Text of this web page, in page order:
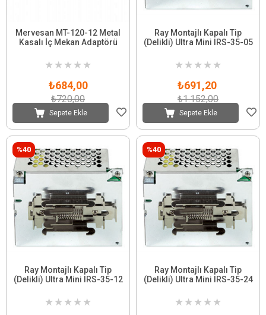
Mervesan MT-120-12 Metal
Kasalı İç Mekan Adaptörü
★ ★ ★ ★ ★
₺684,00
₺720,00
Sepete Ekle
Ray Montajlı Kapalı Tip
(Delikli) Ultra Mini IRS-35-05
★ ★ ★ ★ ★
₺691,20
₺1.152,00
Sepete Ekle
Ray Montajlı Kapalı Tip
(Delikli) Ultra Mini IRS-35-12
★ ★ ★ ★ ★
%40
Ray Montajlı Kapalı Tip
(Delikli) Ultra Mini IRS-35-24
★ ★ ★ ★ ★
%40